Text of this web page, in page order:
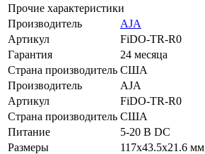
Прочие характеристики
Производитель
AJA
Артикул
FiDO-TR-R0
Гарантия
24 месяца
Страна производитель США
Производитель
AJA
Артикул
FiDO-TR-R0
Страна производитель США
Питание
5-20 В DC
Размеры
117х43.5х21.6 мм